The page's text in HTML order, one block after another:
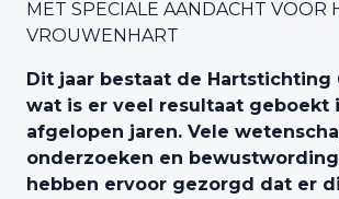
MET SPECIALE AANDACHT VOOR
VROUWENHART
Dit jaar bestaat de Hartstichting
wat is er veel resultaat geboekt
afgelopen jaren. Vele
onderzoeken en
hebben ervoor gezorgd dat er